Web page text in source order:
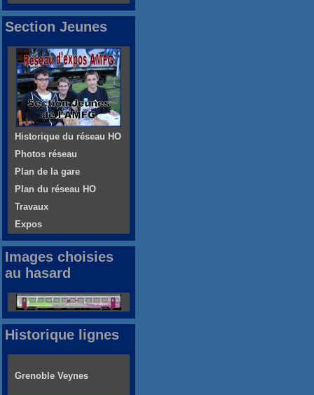
Section Jeunes
Historique du réseau HO
Photos réseau
Plan de la gare
Plan du réseau HO
Travaux
Expos
Images choisies
au hasard
Historique lignes
Grenoble Veynes